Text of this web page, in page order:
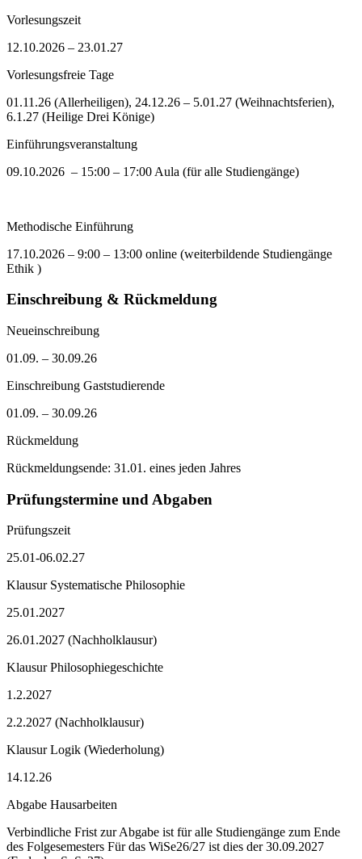
Vorlesungszeit
12.10.2026 – 23.01.27
Vorlesungsfreie Tage
01.11.26 (Allerheiligen), 24.12.26 – 5.01.27 (Weihnachtsferien),
6.1.27 (Heilige Drei Könige)
Einführungsveranstaltung
09.10.2026 – 15:00 – 17:00 Aula (für alle Studiengänge)
Methodische Einführung
17.10.2026 – 9:00 – 13:00 online (weiterbildende Studiengänge
Ethik )
Einschreibung & Rückmeldung
Neueinschreibung
01.09. – 30.09.26
Einschreibung Gaststudierende
01.09. – 30.09.26
Rückmeldung
Rückmeldungsende: 31.01. eines jeden Jahres
Prüfungstermine und Abgaben
Prüfungszeit
25.01-06.02.27
Klausur Systematische Philosophie
25.01.2027
26.01.2027 (Nachholklausur)
Klausur Philosophiegeschichte
1.2.2027
2.2.2027 (Nachholklausur)
Klausur Logik (Wiederholung)
14.12.26
Abgabe Hausarbeiten
Verbindliche Frist zur Abgabe ist für alle Studiengänge zum Ende
des Folgesemesters Für das WiSe26/27 ist dies der 30.09.2027